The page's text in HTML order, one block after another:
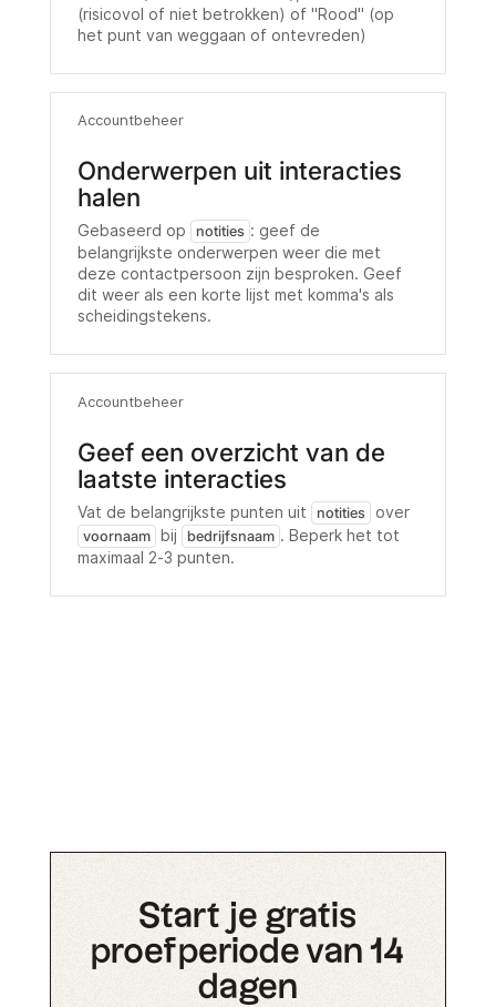
(risicovol of niet betrokken) of "Rood" (op
het punt van weggaan of ontevreden)
Accountbeheer
Onderwerpen uit interacties
halen
Gebaseerd op notities : geef de
belangrijkste onderwerpen weer die met
deze contactpersoon zijn besproken. Geef
dit weer als een korte lijst met komma's als
scheidingstekens.
Accountbeheer
Geef een overzicht van de
laatste interacties
Vat de belangrijkste punten uit notities over
voornaam bij bedrijfsnaam . Beperk het tot
maximaal 2-3 punten.
Start je gratis
proefperiode van 14
dagen